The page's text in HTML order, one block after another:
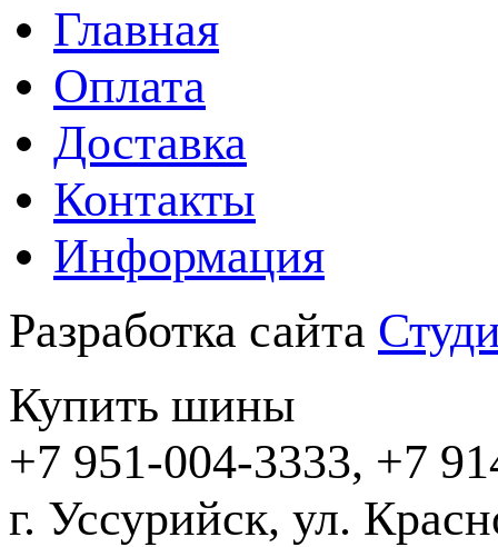
Главная
Оплата
Доставка
Контакты
Информация
Разработка сайта
Купить шины
+7 951-004-3333, +7
г. Уссурийск,